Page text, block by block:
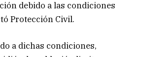
debido a las condiciones
Protección Civil.
a dichas condiciones,